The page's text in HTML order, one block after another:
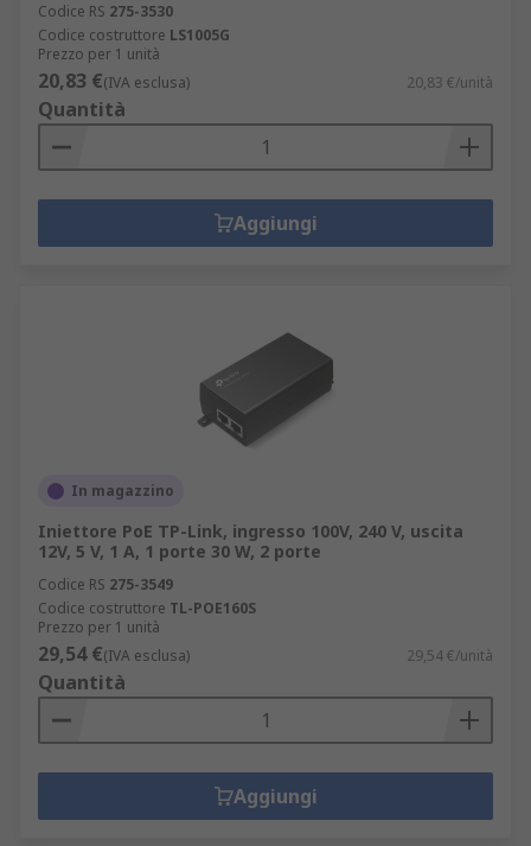
Codice RS 275-3530
Codice costruttore LS1005G
Prezzo per 1 unità
20,83 €(IVA esclusa) 20,83 €/unità
Quantità
Aggiungi
In magazzino
Iniettore PoE TP-Link, ingresso 100V, 240 V, uscita
12V, 5 V, 1 A, 1 porte 30 W, 2 porte
Codice RS 275-3549
Codice costruttore TL-POE160S
Prezzo per 1 unità
29,54 €(IVA esclusa) 29,54 €/unità
Quantità
Aggiungi